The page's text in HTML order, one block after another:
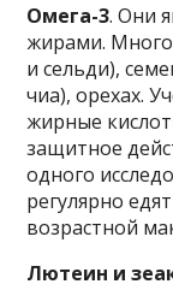
Омега-3. Они
жирами. Много
и сельди),
чиа), орехах.
жирные
защитное
одного
регулярно
возрастной
Лютеин и